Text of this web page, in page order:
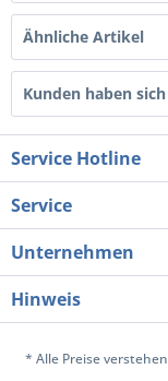
Ähnliche Artikel
Kunden haben
Service Hotline
Service
Unternehmen
Hinweis
* Alle Preise